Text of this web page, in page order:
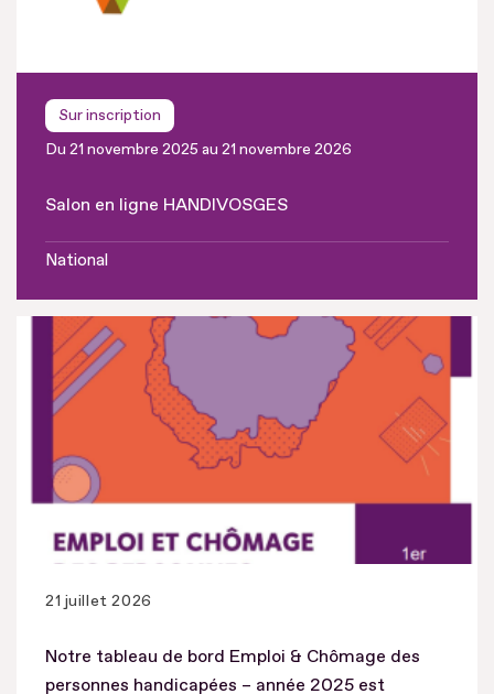
Sur inscription
Du 21 novembre 2025 au 21 novembre 2026
Salon en ligne HANDIVOSGES
National
21 juillet 2026
Notre tableau de bord Emploi & Chômage des
personnes handicapées – année 2025 est